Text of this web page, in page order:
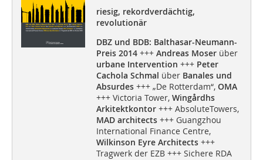
riesig, rekordverdächtig,
revolutionär
DBZ und BDB: Balthasar-Neumann-
Preis 2014+++ Andreas Moserüber
urbane Intervention +++ Peter
Cachola Schmal über Banales und
Absurdes+++ „De Rotterdam“, OMA
+++ Victoria Tower, Wingårdhs
Arkitektkontor+++ AbsoluteTowers,
MAD architects+++ Guangzhou
International Finance Centre,
Wilkinson Eyre Architects+++
Tragwerk der EZB +++ Sichere RDA